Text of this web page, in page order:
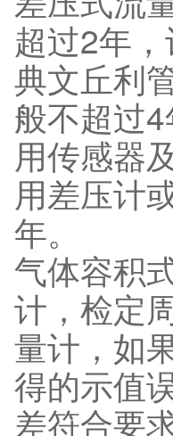
超过2年
典文丘利
般不超过
用传感器
用差压计
年。
气体容积
计，检定
量计，如
得的示值
差符合要